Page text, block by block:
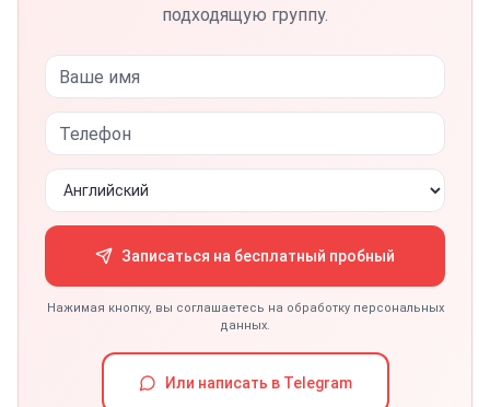
подходящую группу.
Записаться на бесплатный пробный
Нажимая кнопку, вы соглашаетесь на обработку персональных
данных.
Или написать в Telegram